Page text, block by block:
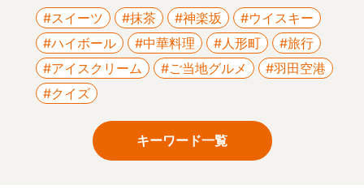
#スイーツ #抹茶 #神楽坂
#ウイスキー
#ハイボール
#中華料理 #人形町
#旅行
#アイスクリーム
#ご当地グルメ
#羽田空港
#クイズ
キーワード一覧